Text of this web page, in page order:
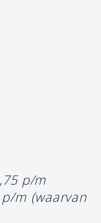
p/m
m (waarvan